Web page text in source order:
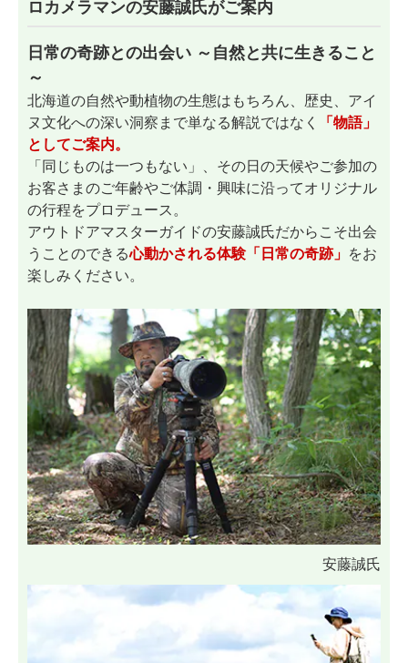
ロカメラマンの安藤誠氏がご案内
日常の奇跡との出会い ～自然と共に生きること
～
北海道の自然や動植物の生態はもちろん、歴史、アイ
ヌ文化への深い洞察まで単なる解説ではなく
「物語」
としてご案内。
「同じものは一つもない」、その日の天候やご参加の
お客さまのご年齢やご体調・興味に沿ってオリジナル
の行程をプロデュース。
アウトドアマスターガイドの安藤誠氏だからこそ出会
うことのできる心動かされる体験「日常の奇跡」 をお
楽しみください。
安藤誠氏